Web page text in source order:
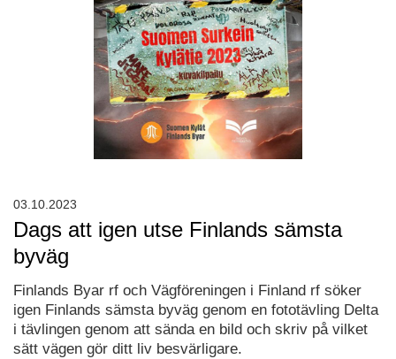
Dags att igen utse Finlands sämsta
byväg
Finlands Byar rf och Vägföreningen i Finland rf söker
igen Finlands sämsta byväg genom en fototävling Delta
i tävlingen genom att sända en bild och skriv på vilket
sätt vägen gör ditt liv besvärligare.
03.10.2023